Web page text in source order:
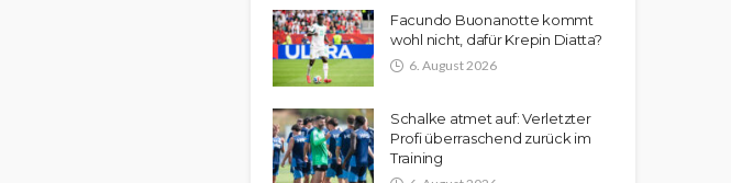
Facundo Buonanotte kommt
wohl nicht, dafür Krepin Diatta?
6. August 2026
Schalke atmet auf: Verletzter
Profi überraschend zurück im
Training